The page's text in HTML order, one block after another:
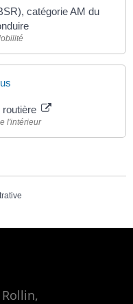
catégorie AM du
routière
l'intérieur